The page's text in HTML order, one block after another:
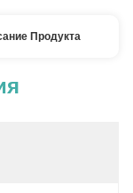
Продукта